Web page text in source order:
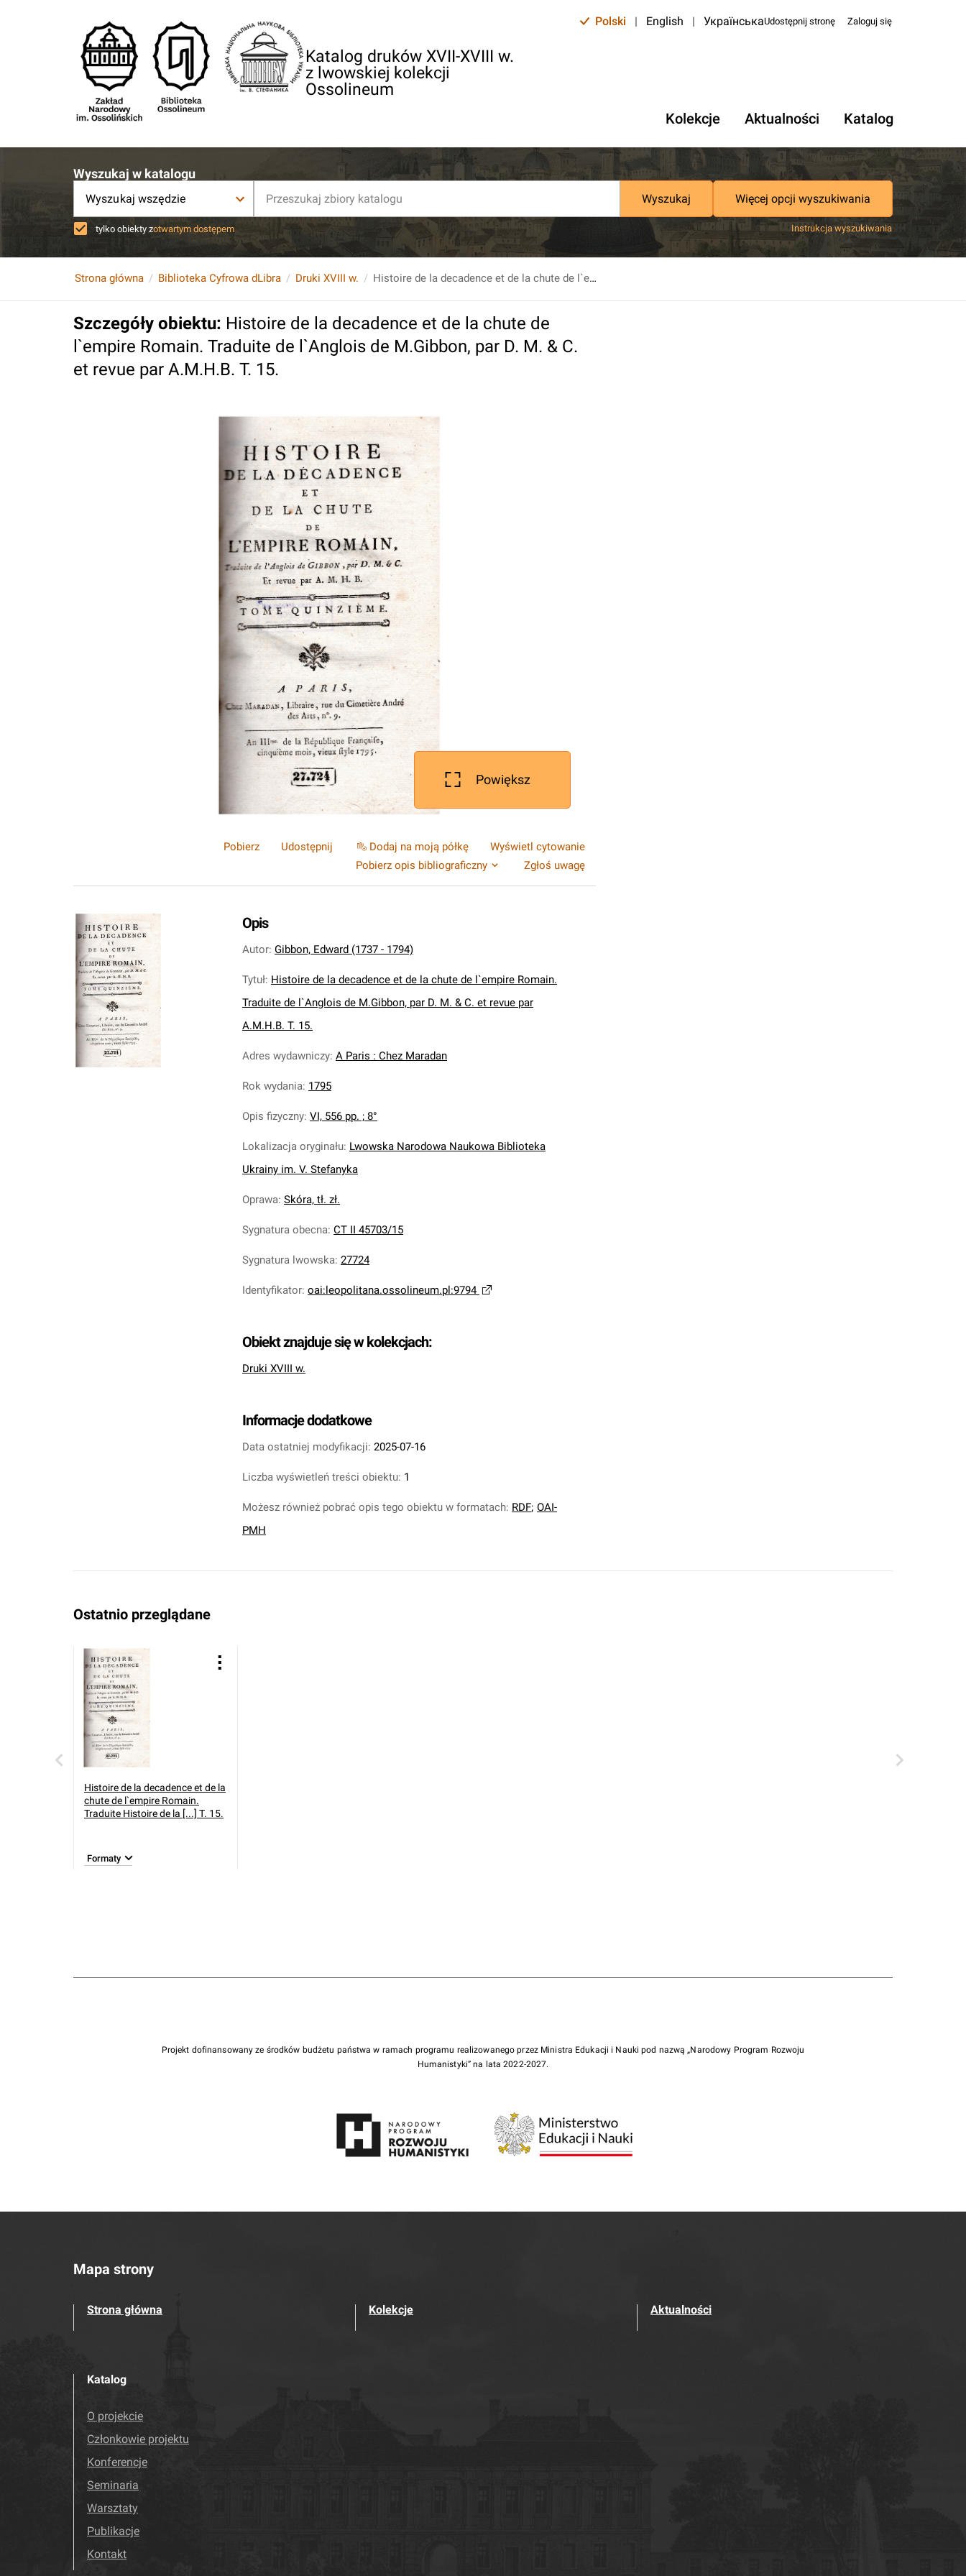
Katalog druków XVII-XVIII w.
z lwowskiej kolekcji
Ossolineum
Polski | English | УкраїнськаUdostępnij stronę Zaloguj się
Kolekcje Aktualności Katalog
Wyszukaj w katalogu
Wyszukaj wszędzie Wyszukaj Więcej opcji wyszukiwania
tylko obiekty zotwartym dostępem Instrukcja wyszukiwania
Strona główna Biblioteka Cyfrowa dLibra Druki XVIII w. Histoire de la decadence et de la chute de l`empire Romain. Traduite de l`Anglois de M.Gibbon, par D. M. & C. et revue par A.M.H.B. T. 15.
Szczegóły obiektu: Histoire de la decadence et de la chute de
l`empire Romain. Traduite de l`Anglois de M.Gibbon, par D. M. & C.
et revue par A.M.H.B. T. 15.
Powiększ
Pobierz Udostępnij Dodaj na moją półkę
Wyświetl cytowanie
Pobierz opis bibliograficzny
Zgłoś uwagę
Opis
Autor: Gibbon, Edward (1737 - 1794)
Tytuł: Histoire de la decadence et de la chute de l`empire Romain.
Traduite de l`Anglois de M.Gibbon, par D. M. & C. et revue par
A.M.H.B. T. 15.
Adres wydawniczy: A Paris : Chez Maradan
Rok wydania: 1795
Opis fizyczny: VI, 556 pp. ; 8°
Lokalizacja oryginału: Lwowska Narodowa Naukowa Biblioteka
Ukrainy im. V. Stefanyka
Oprawa: Skóra, tł. zł.
Sygnatura obecna: CT II 45703/15
Sygnatura lwowska: 27724
Identyfikator: oai:leopolitana.ossolineum.pl:9794
Obiekt znajduje się w kolekcjach:
Druki XVIII w.
Informacje dodatkowe
Data ostatniej modyfikacji: 2025-07-16
Liczba wyświetleń treści obiektu: 1
Możesz również pobrać opis tego obiektu w formatach: RDF; OAI-
PMH
Ostatnio przeglądane
Histoire de la decadence et de la
chute de l`empire Romain.
Traduite Histoire de la [...] T. 15.
Formaty
Projekt dofinansowany ze środków budżetu państwa w ramach programu realizowanego przez Ministra Edukacji i Nauki pod nazwą „Narodowy Program Rozwoju
Humanistyki” na lata 2022-2027.
Mapa strony
Strona główna Kolekcje Aktualności
Katalog
O projekcie
Członkowie projektu
Konferencje
Seminaria
Warsztaty
Publikacje
Kontakt